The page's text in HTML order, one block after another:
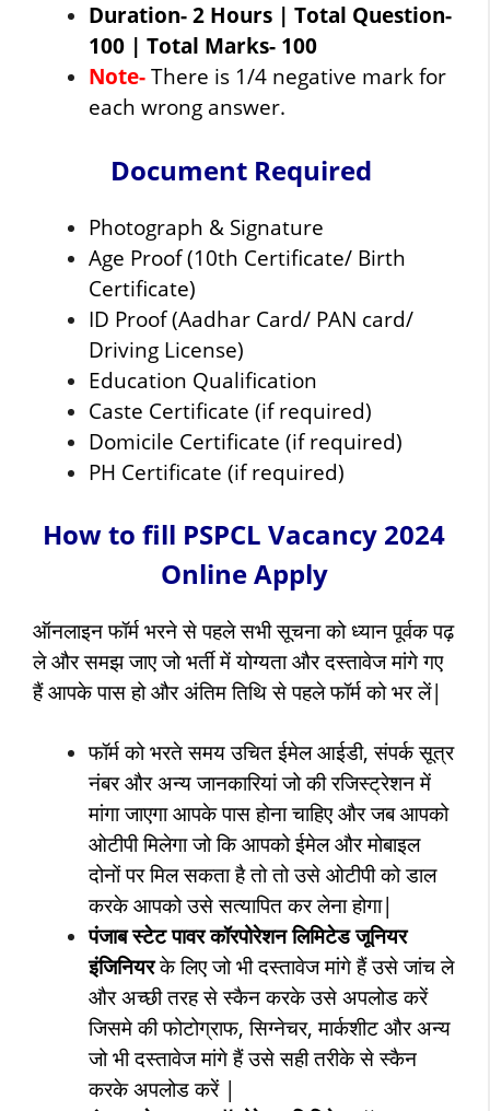
Duration- 2 Hours | Total Question-
100 | Total Marks- 100
Note- There is 1/4 negative mark for
each wrong answer.
Document Required
Photograph & Signature
Age Proof (10th Certificate/ Birth
Certificate)
ID Proof (Aadhar Card/ PAN card/
Driving License)
Education Qualification
Caste Certificate (if required)
Domicile Certificate (if required)
PH Certificate (if required)
How to fill PSPCL Vacancy 2024
Online Apply
ऑनलाइन फॉर्म भरने से पहले सभी सूचना को ध्यान पूर्वक पढ़
ले और समझ जाए जो भर्ती में योग्यता और दस्तावेज मांगे गए
हैं आपके पास हो और अंतिम तिथि से पहले फॉर्म को भर लें|
फॉर्म को भरते समय उचित ईमेल आईडी, संपर्क सूत्र
नंबर और अन्य जानकारियां जो की रजिस्ट्रेशन में
मांगा जाएगा आपके पास होना चाहिए और जब आपको
ओटीपी मिलेगा जो कि आपको ईमेल और मोबाइल
दोनों पर मिल सकता है तो तो उसे ओटीपी को डाल
करके आपको उसे सत्यापित कर लेना होगा|
पंजाब स्टेट पावर कॉरपोरेशन लिमिटेडजूनियर
इंजिनियरके लिए जो भी दस्तावेज मांगे हैं उसे जांच ले
और अच्छी तरह से स्कैन करके उसे अपलोड करें
जिसमे की फोटोग्राफ, सिग्नेचर, मार्कशीट और अन्य
जो भी दस्तावेज मांगे हैं उसे सही तरीके से स्कैन
करके अपलोड करें |